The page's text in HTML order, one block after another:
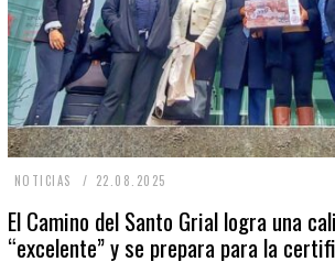
NOTICIAS 22.08.2025
.
El Camino del Santo Grial logra una
“excelente” y se prepara para la